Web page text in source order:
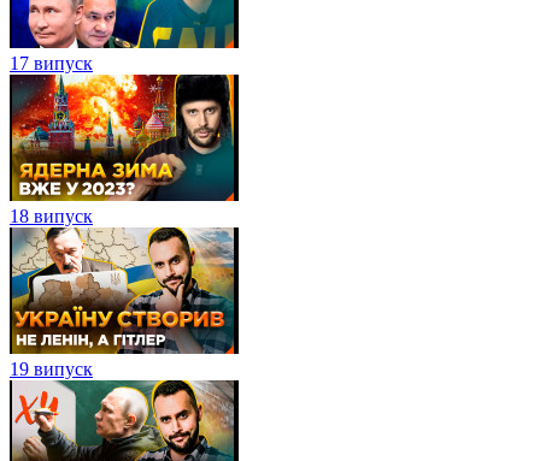
17 випуск
18 випуск
19 випуск